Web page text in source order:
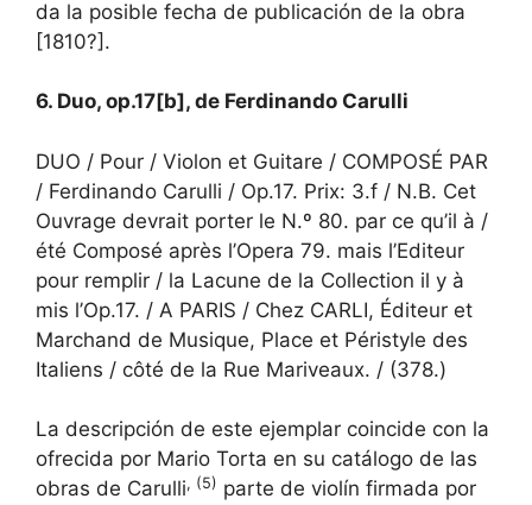
da la posible fecha de publicación de la obra
[1810?].
6. Duo, op.17[b], de Ferdinando Carulli
DUO / Pour / Violon et Guitare / COMPOSÉ PAR
/ Ferdinando Carulli / Op.17. Prix: 3.f / N.B. Cet
Ouvrage devrait porter le N.º 80. par ce qu’il à /
été Composé après l’Opera 79. mais l’Editeur
pour remplir / la Lacune de la Collection il y à
mis l’Op.17. / A PARIS / Chez CARLI, Éditeur et
Marchand de Musique, Place et Péristyle des
Italiens / côté de la Rue Mariveaux. / (378.)
La descripción de este ejemplar coincide con la
ofrecida por Mario Torta en su catálogo de las
obras de Carulli, (5) parte de violín firmada por